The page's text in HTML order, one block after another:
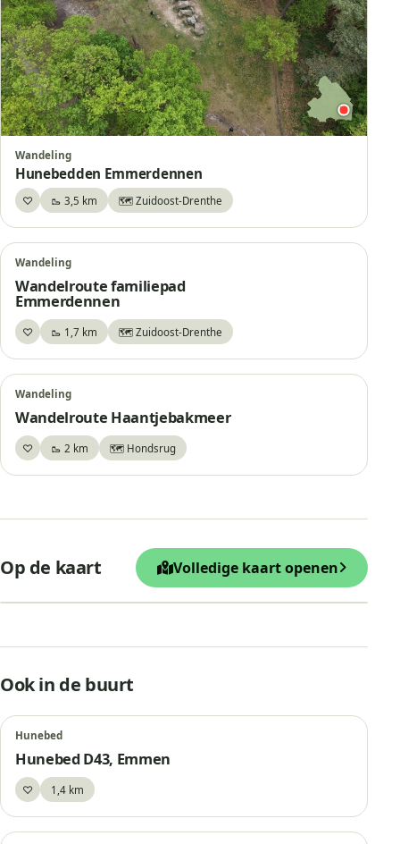
Wandeling
Hunebedden Emmerdennen
♡Bewaar🥾 3,5 km 🗺️ Zuidoost-Drenthe
Wandeling
Wandelroute familiepad
Emmerdennen
♡Bewaar🥾 1,7 km 🗺️ Zuidoost-Drenthe
Wandeling
Wandelroute Haantjebakmeer
♡Bewaar🥾 2 km 🗺️ Hondsrug
Op de kaart Volledige kaart openen
Hunebed D45, Emmen
−
Ook in de buurt
Hunebed
Hunebed D43, Emmen
♡Bewaar1,4 km